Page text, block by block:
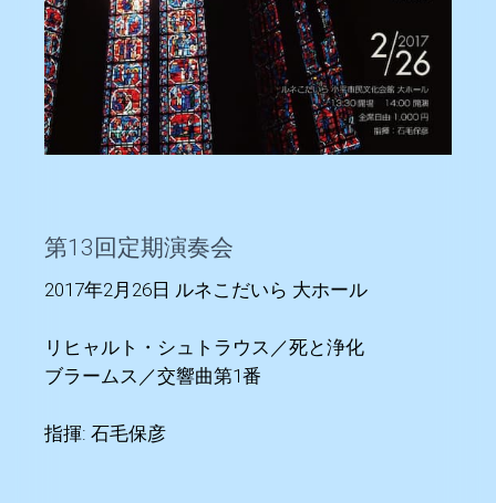
第13回定期演奏会
2017年2月26日 ルネこだいら 大ホール
リヒャルト・シュトラウス／死と浄化
ブラームス／交響曲第1番
指揮: 石毛保彦